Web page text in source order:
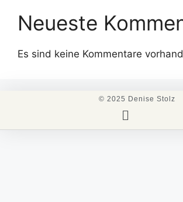
Neueste
Es sind keine Kommentare
© 2025 Denise Stolz